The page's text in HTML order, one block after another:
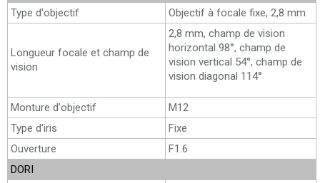
Type d'objectif
Objectif à focale fixe, 2,8 mm
Longueur focale et champ de
vision
2,8 mm, champ de vision
horizontal 98°, champ de
vision vertical 54°, champ de
vision diagonal 114°
Monture d'objectif
M12
Type d'iris
Fixe
Ouverture
F1.6
DORI